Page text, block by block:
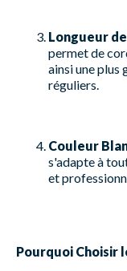
Longueur
permet de
ainsi une plus
réguliers.
Couleur
s'adapte à
et
Pourquoi Choisir